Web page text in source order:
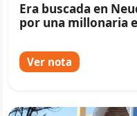
Era buscada en
por una millonaria
Ver nota